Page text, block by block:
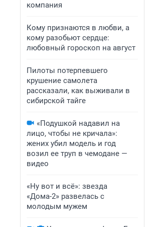
компания
Кому признаются в любви, а
кому разобьют сердце:
любовный гороскоп на август
Пилоты потерпевшего
крушение самолета
рассказали, как выживали в
сибирской тайге
«Подушкой надавил на
лицо, чтобы не кричала»:
жених убил модель и год
возил ее труп в чемодане —
видео
«Ну вот и всё»: звезда
«Дома-2» развелась с
молодым мужем